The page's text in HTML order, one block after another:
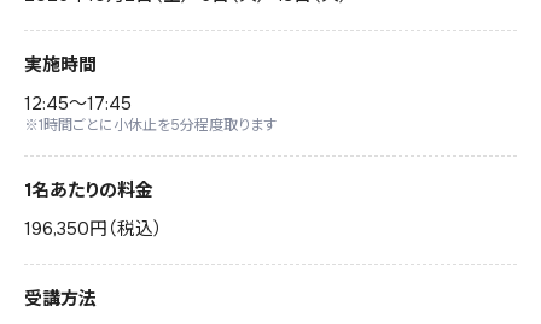
実施時間
12:45～17:45
※1時間ごとに小休止を5分程度取ります
1名あたりの料金
196,350円（税込）
受講方法